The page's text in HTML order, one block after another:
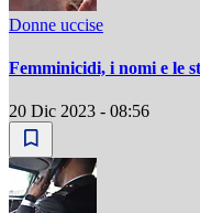
Donne uccise
Femminicidi, i nomi e le
20 Dic 2023 - 08:56